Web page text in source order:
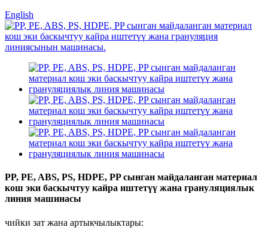
English
PP, PE, ABS, PS, HDPE, PP сынган майдаланган материал
кош эки баскычтуу кайра иштетүү жана грануляциялык
линия машинасы
чийки зат жана артыкчылыктары: